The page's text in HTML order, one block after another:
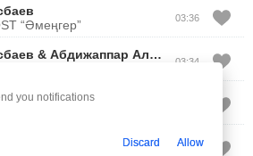
“Әмеңгер”
03:36
& Абдижаппар Алкожа
03:34
04:55
you notifications
Discard Allow